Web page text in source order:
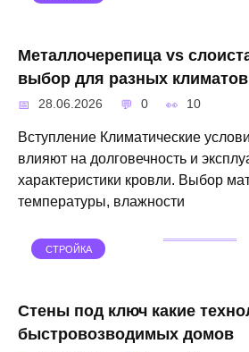
Металлочерепица vs
выбор для разных климатов
28.06.2026 0 10
Вступление Климатические
влияют на долговечность и
характеристики кровли. Выбор
температуры, влажности
СТРОЙКА
Стены под ключ какие
быстровозводимых домов